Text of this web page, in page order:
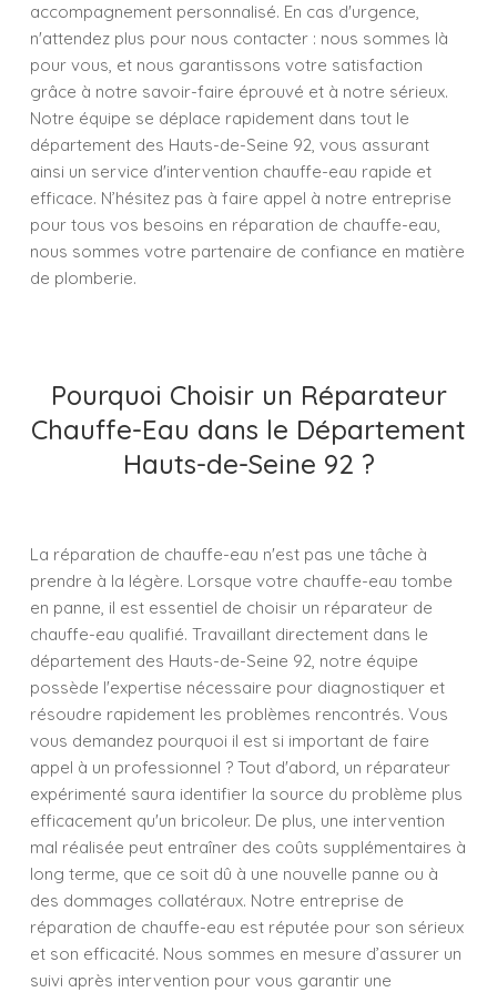
accompagnement personnalisé. En cas d'urgence,
n'attendez plus pour nous contacter : nous sommes là
pour vous, et nous garantissons votre satisfaction
grâce à notre savoir-faire éprouvé et à notre sérieux.
Notre équipe se déplace rapidement dans tout le
département des Hauts-de-Seine 92, vous assurant
ainsi un service d'intervention chauffe-eau rapide et
efficace. N’hésitez pas à faire appel à notre entreprise
pour tous vos besoins en réparation de chauffe-eau,
nous sommes votre partenaire de confiance en matière
de plomberie.
Pourquoi Choisir un Réparateur
Chauffe-Eau dans le Département
Hauts-de-Seine 92 ?
La réparation de chauffe-eau n'est pas une tâche à
prendre à la légère. Lorsque votre chauffe-eau tombe
en panne, il est essentiel de choisir un réparateur de
chauffe-eau qualifié. Travaillant directement dans le
département des Hauts-de-Seine 92, notre équipe
possède l'expertise nécessaire pour diagnostiquer et
résoudre rapidement les problèmes rencontrés. Vous
vous demandez pourquoi il est si important de faire
appel à un professionnel ? Tout d'abord, un réparateur
expérimenté saura identifier la source du problème plus
efficacement qu'un bricoleur. De plus, une intervention
mal réalisée peut entraîner des coûts supplémentaires à
long terme, que ce soit dû à une nouvelle panne ou à
des dommages collatéraux. Notre entreprise de
réparation de chauffe-eau est réputée pour son sérieux
et son efficacité. Nous sommes en mesure d’assurer un
suivi après intervention pour vous garantir une